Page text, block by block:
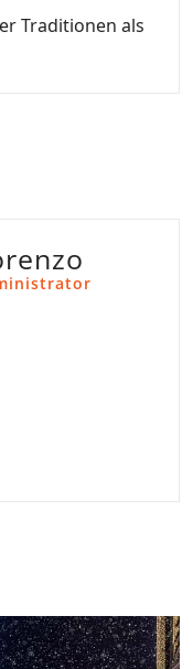
Traditionen als